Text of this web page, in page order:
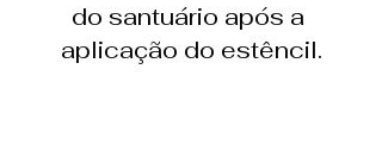
do santuário após a
aplicação do estêncil.